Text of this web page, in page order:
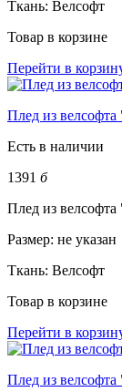
Ткань: Велсофт
Товар в корзине
Перейти в
Плед из
Есть в наличии
1391 б
Плед из велсофта
Размер: не указан
Ткань: Велсофт
Товар в корзине
Перейти в
Плед из велсофта